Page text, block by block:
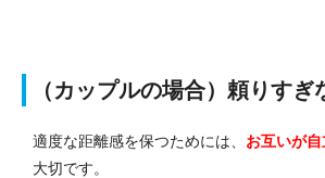
（カップルの場合）頼りすぎ
適度な距離感を保つためには、 お互いが
大切です。